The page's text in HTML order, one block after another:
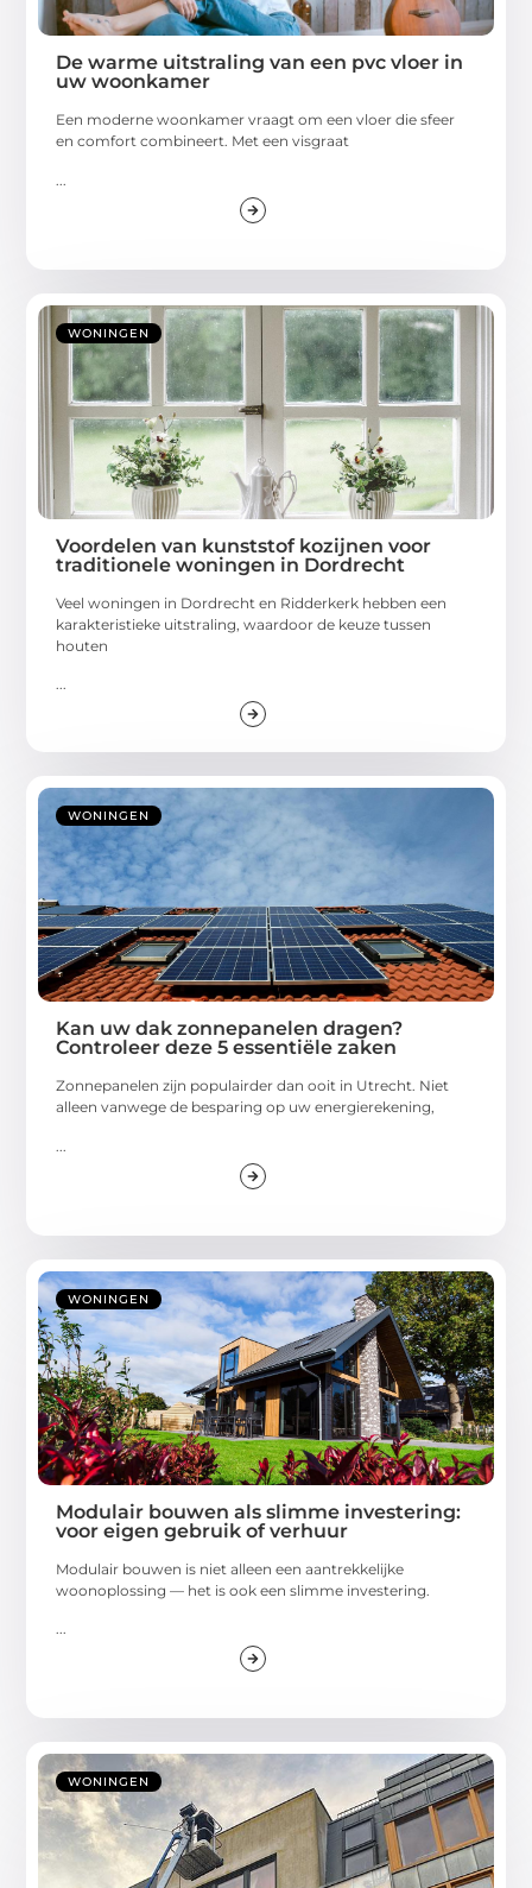
De warme uitstraling van een pvc vloer in
uw woonkamer
Een moderne woonkamer vraagt om een vloer die sfeer
en comfort combineert. Met een visgraat
WONINGEN
Voordelen van kunststof kozijnen voor
traditionele woningen in Dordrecht
Veel woningen in Dordrecht en Ridderkerk hebben een
karakteristieke uitstraling, waardoor de keuze tussen
houten
...
WONINGEN
Kan uw dak zonnepanelen dragen?
Controleer deze 5 essentiële zaken
Zonnepanelen zijn populairder dan ooit in Utrecht. Niet
alleen vanwege de besparing op uw energierekening,
WONINGEN
Modulair bouwen als slimme investering:
voor eigen gebruik of verhuur
Modulair bouwen is niet alleen een aantrekkelijke
woonoplossing — het is ook een slimme investering.
...
WONINGEN